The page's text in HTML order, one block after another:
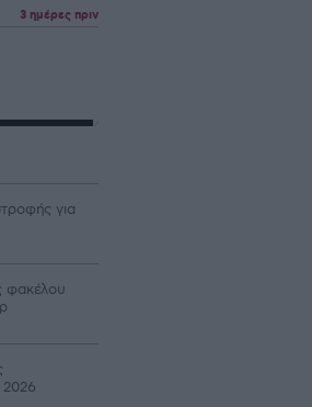
3 ημέρες πριν
για
φακέλου
2026